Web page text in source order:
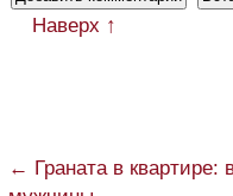
Наверх ↑
← Граната в квартире: